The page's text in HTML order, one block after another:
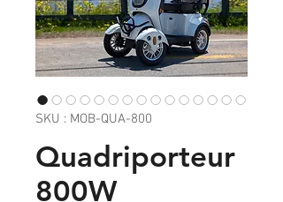
SKU : MOB-QUA-800
Quadriporteur
800W